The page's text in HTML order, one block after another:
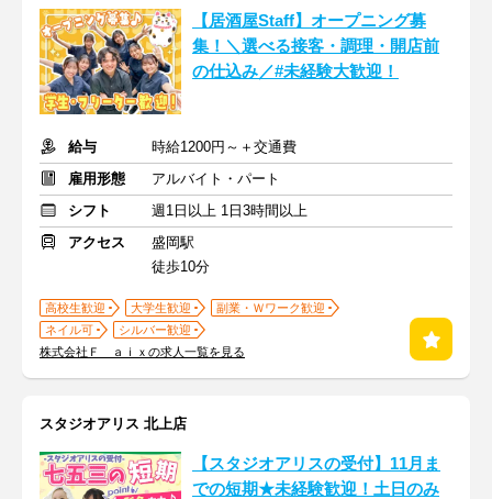
【居酒屋Staff】オープニング募
集！＼選べる接客・調理・開店前
の仕込み／#未経験大歓迎！
給与
時給1200円～＋交通費
雇用形態
アルバイト・パート
シフト
週1日以上 1日3時間以上
アクセス
盛岡駅
徒歩10分
高校生歓迎 大学生歓迎
副業・Ｗワーク歓迎
ネイル可
シルバー歓迎
株式会社Ｆ ａｉｘの求人一覧を見る
スタジオアリス 北上店
【スタジオアリスの受付】11月ま
での短期★未経験歓迎！土日のみ